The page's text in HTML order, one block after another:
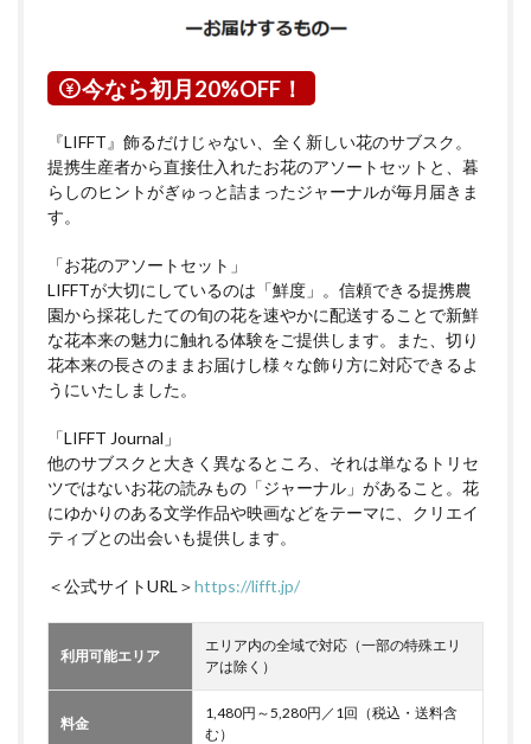
今なら初月20%OFF！
『LIFFT』飾るだけじゃない、全く新しい花のサブスク。
提携生産者から直接仕入れたお花のアソートセットと、暮
らしのヒントがぎゅっと詰まったジャーナルが毎月届きま
す。
「お花のアソートセット」
LIFFTが大切にしているのは「鮮度」。信頼できる提携農
園から採花したての旬の花を速やかに配送することで新鮮
な花本来の魅力に触れる体験をご提供します。また、切り
花本来の長さのままお届けし様々な飾り方に対応できるよ
うにいたしました。
「LIFFT Journal」
他のサブスクと大きく異なるところ、それは単なるトリセ
ツではないお花の読みもの「ジャーナル」があること。花
にゆかりのある文学作品や映画などをテーマに、クリエイ
ティブとの出会いも提供します。
＜公式サイトURL＞https://lifft.jp/
利用可能エリア
エリア内の全域で対応（一部の特殊エリ
アは除く）
料金
1,480円～5,280円／1回（税込・送料含
む）